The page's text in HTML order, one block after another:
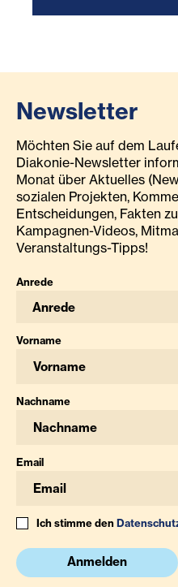
Newsletter
Möchten Sie auf dem
Diakonie-Newsletter
Monat über Aktuelles
sozialen Projekten,
Entscheidungen, Fakten
Kampagnen-Videos,
Veranstaltungs-Tipps!
Anrede
Anrede
Vorname
Nachname
Email
Ich stimme den
Anmelden